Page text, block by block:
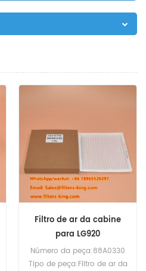
Filtro de ar da cabine
para LG920
Número da peça:88A0330
Tipo de peça:Filtro de ar da